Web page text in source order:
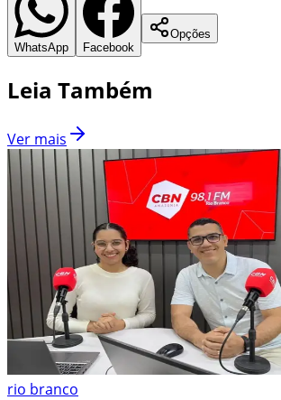
WhatsApp Facebook
Opções
Leia Também
Ver mais
rio branco